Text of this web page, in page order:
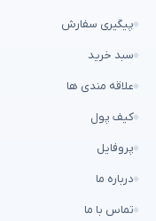
پیگیری سفارش
سبد خرید
علاقه مندی ها
کیف پول
پروفایل
درباره ما
تماس با ما